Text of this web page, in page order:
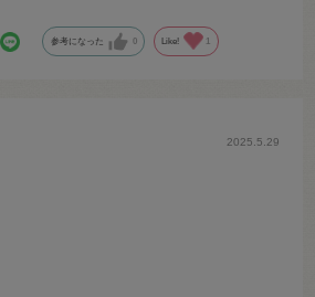
参考になった 0 Like!
2025.5.29